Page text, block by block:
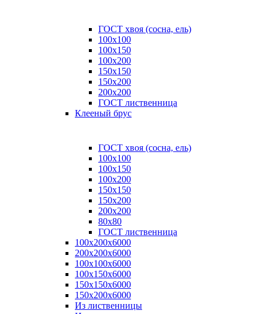
ГОСТ хвоя (сосна, ель)
100x100
100x150
100x200
150x150
150x200
200x200
ГОСТ лиственница
Клееный брус
ГОСТ хвоя (сосна, ель)
100x100
100x150
100x200
150x150
150x200
200x200
80х80
ГОСТ лиственница
100х200х6000
200х200х6000
100х100х6000
100х150х6000
150х150х6000
150х200х6000
Из лиственницы